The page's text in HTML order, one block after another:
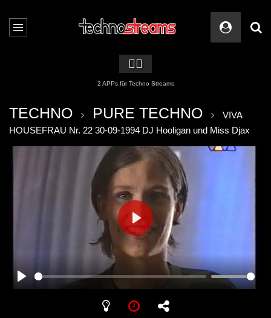
🏳️‍🌈
2 APPs für Techno Streams
TECHNO PURE TECHNO
VIVA
HOUSEFRAU Nr. 22 30-09-1994 DJ Hooligan und Miss Djax
PLAY
PLAY